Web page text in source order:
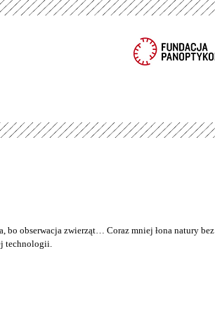
bo obserwacja zwierząt… Coraz mniej łona natury bez
technologii.